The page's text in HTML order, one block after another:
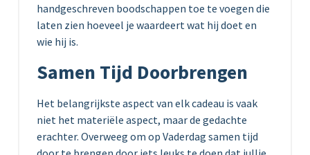
handgeschreven boodschappen toe te voegen die
laten zien hoeveel je waardeert wat hij doet en
wie hij is.
Samen Tijd Doorbrengen
Het belangrijkste aspect van elk cadeau is vaak
niet het materiële aspect, maar de gedachte
erachter. Overweeg om op Vaderdag samen tijd